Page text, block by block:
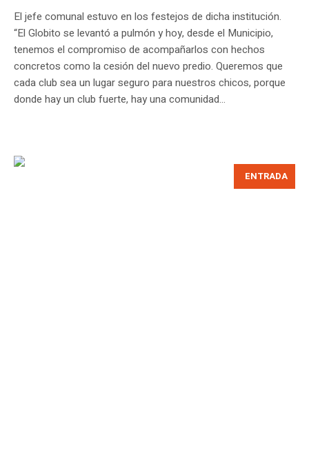
El jefe comunal estuvo en los festejos de dicha institución.
“El Globito se levantó a pulmón y hoy, desde el Municipio,
tenemos el compromiso de acompañarlos con hechos
concretos como la cesión del nuevo predio. Queremos que
cada club sea un lugar seguro para nuestros chicos, porque
donde hay un club fuerte, hay una comunidad...
ENTRADA